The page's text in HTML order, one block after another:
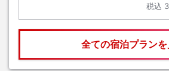
税込
全ての宿泊プランを